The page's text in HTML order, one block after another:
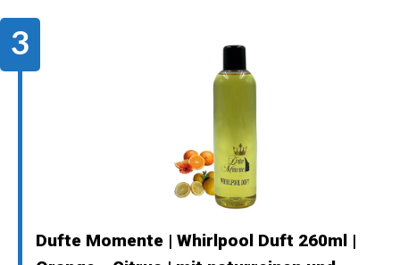
Dufte Momente | Whirlpool Duft 260ml |